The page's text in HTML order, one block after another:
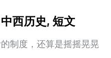
中西历史, 短文
制度，还算是摇摇晃晃